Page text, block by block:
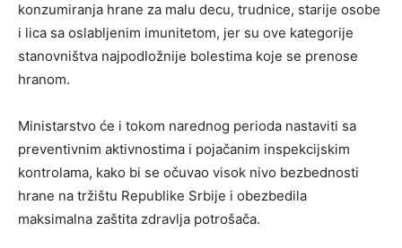
konzumiranja hrane za malu decu, trudnice, starije osobe
i lica sa oslabljenim imunitetom, jer su ove kategorije
stanovništva najpodložnije bolestima koje se prenose
hranom.
Ministarstvo će i tokom narednog perioda nastaviti sa
preventivnim aktivnostima i pojačanim inspekcijskim
kontrolama, kako bi se očuvao visok nivo bezbednosti
hrane na tržištu Republike Srbije i obezbedila
maksimalna zaštita zdravlja potrošača.